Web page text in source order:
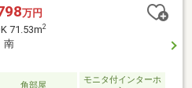
万円
71.53m2
南
角部屋
モニタ付インターホ